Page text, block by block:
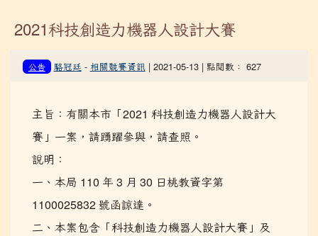
2021科技創造力機器人設計大賽
公告 駱冠廷 - 相關競賽資訊| 2021-05-13 | 點閱數： 627
主旨：有關本市「2021 科技創造力機器人設計大
賽」一案，請踴躍參與，請查照。
說明：
一、本局 110 年 3 月 30 日桃教資字第
1100025832 號函諒達。
二、本案包含「科技創造力機器人設計大賽」及